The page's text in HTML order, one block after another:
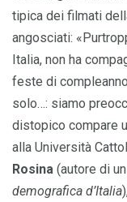
tipica dei filmati
angosciati:
Italia, non ha
feste di
solo…: siamo
distopico compare
alla Università
Rosina (autore di
demografica d’Italia